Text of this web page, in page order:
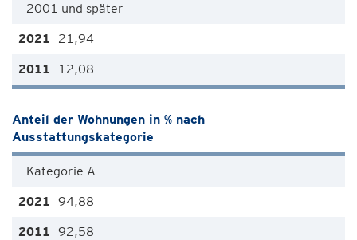
2001 und später
21,94
12,08
Anteil der Wohnungen in % nach
Ausstattungskategorie
Kategorie A
94,88
92,58